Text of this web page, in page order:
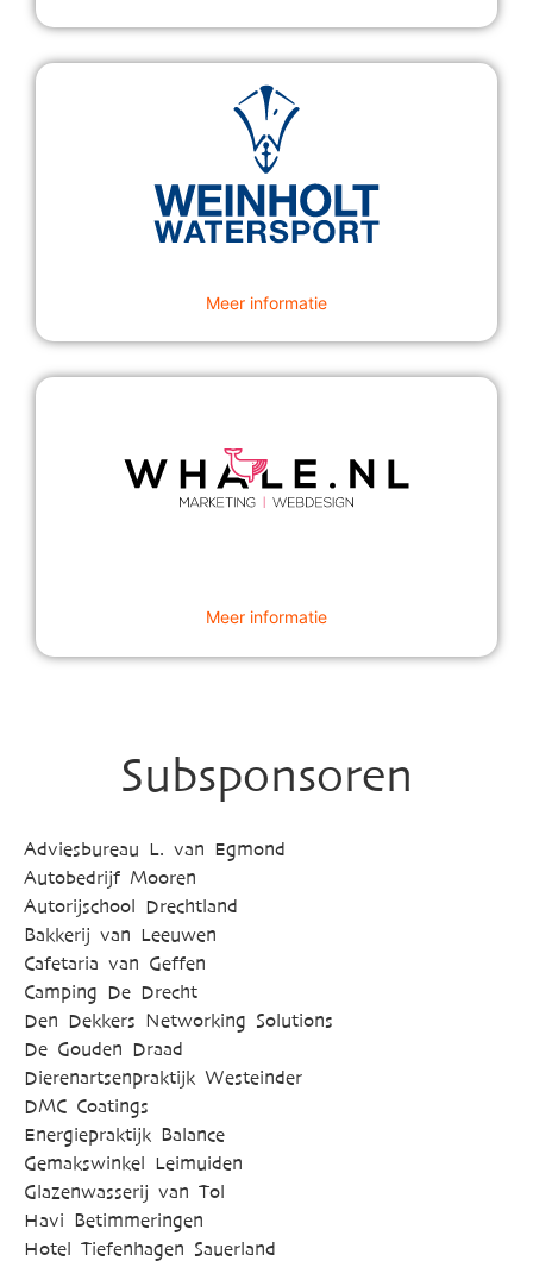
Meer informatie
Meer informatie
Subsponsoren
Adviesbureau L. van Egmond
Autobedrijf Mooren
Autorijschool Drechtland
Bakkerij van Leeuwen
Cafetaria van Geffen
Camping De Drecht
Den Dekkers Networking Solutions
De Gouden Draad
Dierenartsenpraktijk Westeinder
DMC Coatings
Energiepraktijk Balance
Gemakswinkel Leimuiden
Glazenwasserij van Tol
Havi Betimmeringen
Hotel Tiefenhagen Sauerland